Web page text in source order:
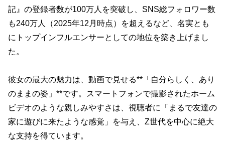
記』の登録者数が100万人を突破し、SNS総フォロワー数
も240万人（2025年12月時点）を超えるなど、名実とも
にトップインフルエンサーとしての地位を築き上げまし
た。
彼女の最大の魅力は、動画で見せる**「自分らしく、あり
のままの姿」**です。スマートフォンで撮影されたホーム
ビデオのような親しみやすさは、視聴者に「まるで友達の
家に遊びに来たような感覚」を与え、Z世代を中心に絶大
な支持を得ています。